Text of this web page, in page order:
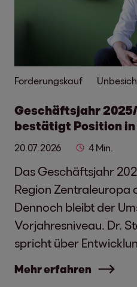
Forderungskauf
Geschäftsjahr
bestätigt Position
20.07.2026 4 Min.
Das Geschäftsjahr
Region Zentraleuropa
Dennoch bleibt der
Vorjahresniveau. Dr.
spricht über
Mehr erfahren